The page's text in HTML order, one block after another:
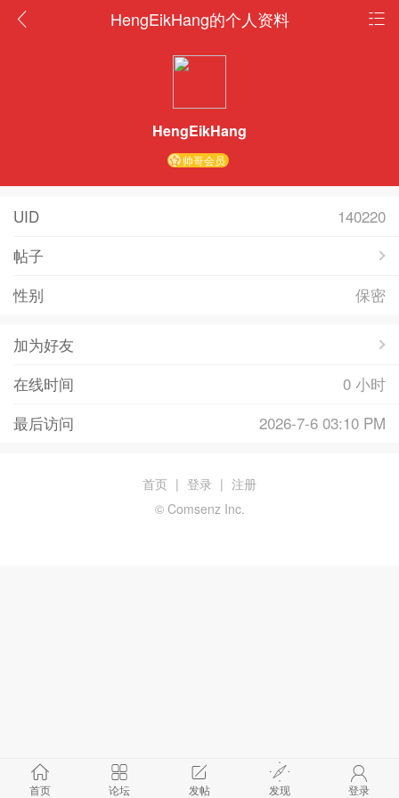
HengEikHang的个人资料
HengEikHang
帅哥会员
UID
140220
帖子
性别
保密
加为好友
在线时间
0 小时
最后访问
2026-7-6 03:10 PM
首页 论坛 发帖 发现 登录
首页 | 登录 | 注册
© Comsenz Inc.